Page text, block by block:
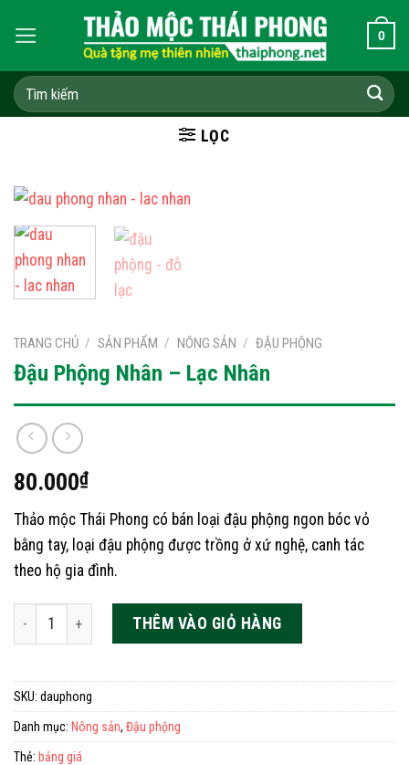
0
Tìm
kiếm:
LỌC
TRANG CHỦ / SẢN PHẨM / NÔNG SẢN / ĐẬU PHỘNG
Đậu Phộng Nhân – Lạc Nhân
80.000₫
Thảo mộc Thái Phong có bán loại đậu phộng ngon bóc vỏ
bằng tay, loại đậu phộng được trồng ở xứ nghệ, canh tác
theo hộ gia đình.
Đậu Phộng Nhân - Lạc Nhân số lượng
THÊM VÀO GIỎ HÀNG
SKU: dauphong
Danh mục: Nông sản, Đậu phộng
Thẻ: bảng giá